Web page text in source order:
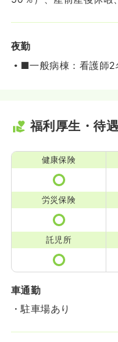
夜勤
■一般病棟：看護師2
福利厚生・待遇
健康保険
労災保険
託児所
車通勤
・駐車場あり